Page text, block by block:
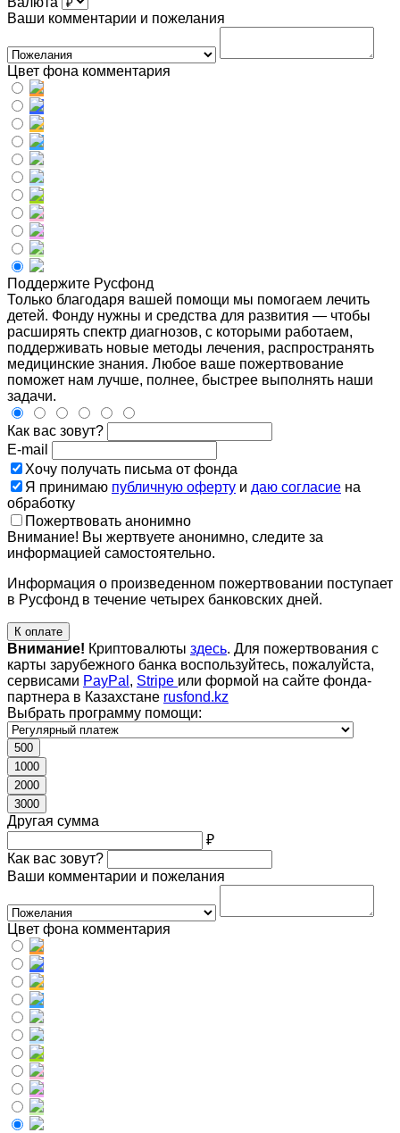
Ваши комментарии и пожелания
Цвет фона комментария
Поддержите Русфонд
Только благодаря вашей помощи мы помогаем лечить
детей. Фонду нужны и средства для развития — чтобы
расширять спектр диагнозов, с которыми работаем,
поддерживать новые методы лечения, распространять
медицинские знания. Любое ваше пожертвование
поможет нам лучше, полнее, быстрее выполнять наши
задачи.
Как вас зовут?
E-mail
Хочу получать письма от фонда
Я принимаю публичную оферту и даю согласие на
обработку
Пожертвовать анонимно
Внимание! Вы жертвуете анонимно, следите за
информацией самостоятельно.
Информация о произведенном пожертвовании поступает
в Русфонд в течение четырех банковских дней.
К оплате
Внимание! Криптовалюты здесь. Для пожертвования с
карты зарубежного банка воспользуйтесь, пожалуйста,
сервисами PayPal , Stripe или формой на сайте фонда-
партнера в Казахстане rusfond.kz
Выбрать программу помощи:
500
1000
2000
3000
Другая сумма
₽
Как вас зовут?
Ваши комментарии и пожелания
Цвет фона комментария